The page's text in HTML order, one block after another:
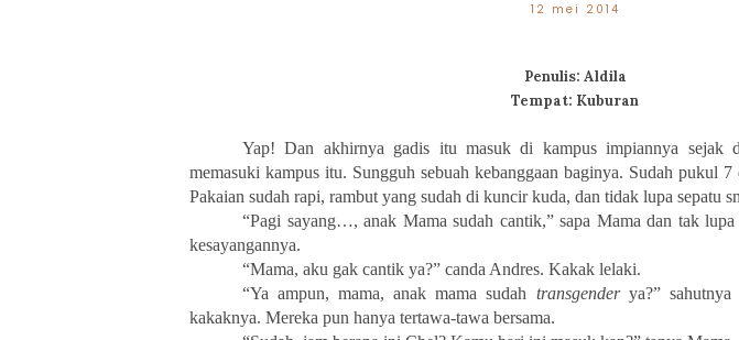
12 mei 2014
Penulis: Aldila
Tempat: Kuburan
Yap! Dan akhirnya gadis itu masuk di kampus impiannya sejak
memasuki kampus itu. Sungguh sebuah kebanggaan baginya. Sudah pukul 7
Pakaian sudah rapi, rambut yang sudah di kuncir kuda, dan tidak lupa sepatu
“Pagi sayang…, anak Mama sudah cantik,” sapa Mama dan tak
kesayangannya.
“Mama, aku gak cantik ya?” canda Andres. Kakak lelaki.
“Ya ampun, mama, anak mama sudah transgender ya?” sahutnya
kakaknya. Mereka pun hanya tertawa-tawa bersama.